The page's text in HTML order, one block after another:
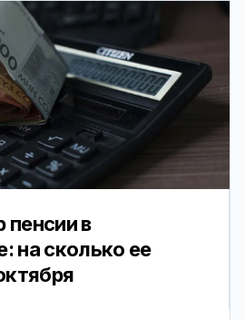
пенсии в
на сколько ее